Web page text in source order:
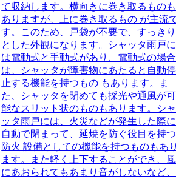
て収納します。横向きに巻き取るものも
ありますが、上に巻き取るもの が主流
す。このため、戸袋が不要で、すっきり
とした外観になります。シャッタ雨戸に
は電動式と手動式があり、電動式の場合
は、シャッタが障害物にあたると自動停
止する機能を持つもの もあります。ま
た、シャッタを閉めても採光や通風が可
能なスリット状のものもあります。シャ
ッタ雨戸には、火災などが発生した際に
自動で閉まって、延焼を防ぐ役目を持つ
防火 設備としての機能を持つものもあり
ます。また軽く上下することができ、風
にあおられてもあまり音がしないなど、